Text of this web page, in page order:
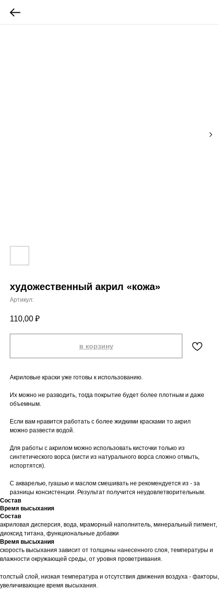
художественный акрил «кожа»
Артикул:
110,00 ₽
в корзину
Акриловые краски уже готовы к использованию.
Их можно не разводить, тогда покрытие будет более плотным и даже
объемным.
Если вам нравится работать с более жидкими красками то акрил
можно развести водой.
Для работы с акрилом можно использовать кисточки только из
синтетического ворса (кисти из натурального ворса сложно отмыть,
испортятся).
С акварелью, гуашью и маслом смешивать не рекомендуется из - за
разницы консистенции. Результат получится неудовлетворительным.
Состав
Время высыхания
Состав
акриловая дисперсия, вода, мраморный наполнитель, минеральный пигмент,
диоксид титана, функциональные добавки
Время высыхания
скорость высыхания зависит от толщины нанесенного слоя, температуры и
влажности окружающей среды, от уровня проветривания.
толстый слой, низкая температура и отсутствия движения воздуха - факторы,
увеличивающие время высыхания.